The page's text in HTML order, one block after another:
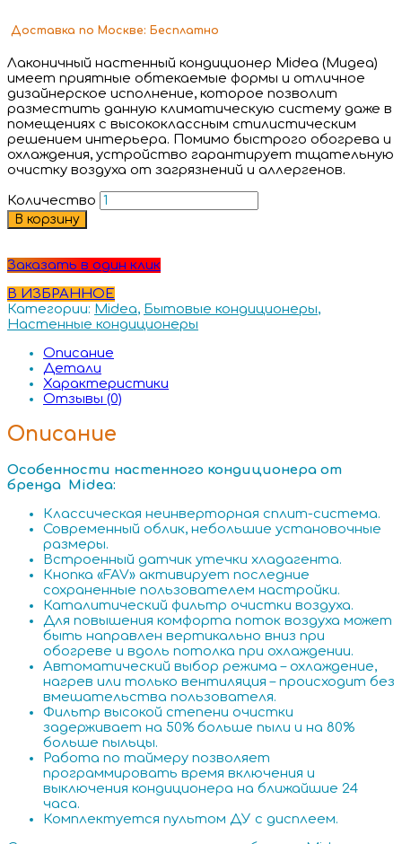
Доставка по Москве: Бесплатно
Лаконичный настенный кондиционер Midea (Мидеа)
имеет приятные обтекаемые формы и отличное
дизайнерское исполнение, которое позволит
разместить данную климатическую систему даже в
помещениях с высококлассным стилистическим
решением интерьера. Помимо быстрого обогрева и
охлаждения, устройство гарантирует тщательную
очистку воздуха от загрязнений и аллергенов.
Количество
В корзину
Заказать в один клик
В ИЗБРАННОЕ
Категории: Midea, Бытовые кондиционеры,
Настенные кондиционеры
Описание
Детали
Характеристики
Отзывы (0)
Описание
Особенности настенного кондиционера от
бренда Midea:
Классическая неинверторная сплит-система.
Современный облик, небольшие установочные
размеры.
Встроенный датчик утечки хладагента.
Кнопка «FAV» активирует последние
сохраненные пользователем настройки.
Каталитический фильтр очистки воздуха.
Для повышения комфорта поток воздуха может
быть направлен вертикально вниз при
обогреве и вдоль потолка при охлаждении.
Автоматический выбор режима – охлаждение,
нагрев или только вентиляция – происходит без
вмешательства пользователя.
Фильтр высокой степени очистки
задерживает на 50% больше пыли и на 80%
больше пыльцы.
Работа по таймеру позволяет
программировать время включения и
выключения кондиционера на ближайшие 24
часа.
Комплектуется пультом ДУ с дисплеем.